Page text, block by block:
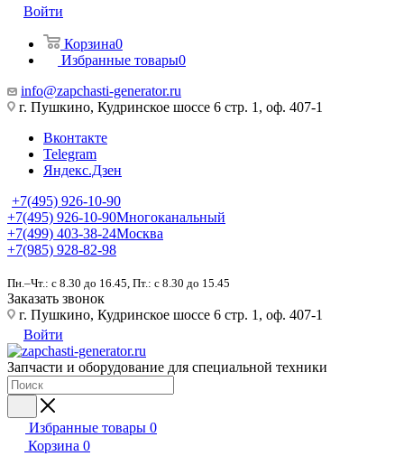
Войти
Корзина0
Избранные товары0
info@zapchasti-generator.ru
г. Пушкино, Кудринское шоссе 6 стр. 1, оф. 407-1
Вконтакте
Telegram
Яндекс.Дзен
+7(495) 926-10-90
+7(495) 926-10-90Многоканальный
+7(499) 403-38-24Москва
+7(985) 928-82-98
Пн.–Чт.: с 8.30 до 16.45, Пт.: с 8.30 до 15.45
Заказать звонок
г. Пушкино, Кудринское шоссе 6 стр. 1, оф. 407-1
Войти
Запчасти и оборудование для специальной техники
Избранные товары 0
Корзина 0